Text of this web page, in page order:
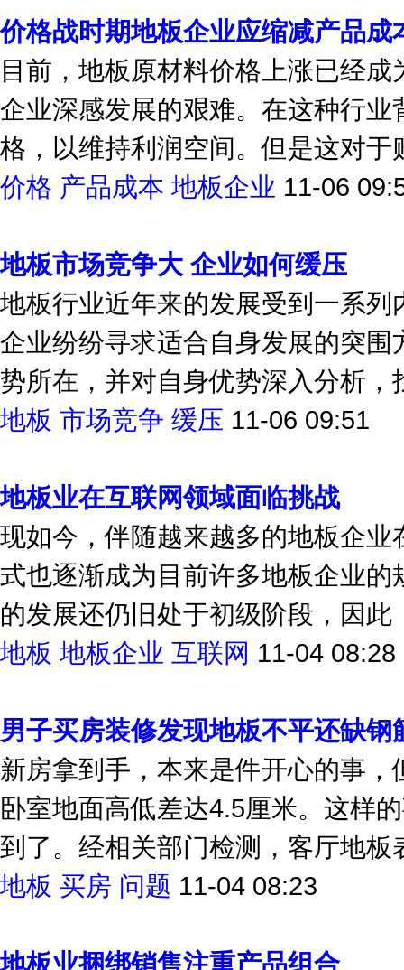
价格战时期地板企业应缩减产品成
目前，地板原材料价格上涨已经
企业深感发展的艰难。在这种行
格，以维持利润空间。但是这对
价格 产品成本 地板企业
地板市场竞争大 企业如何缓压
地板行业近年来的发展受到一系
企业纷纷寻求适合自身发展的突
势所在，并对自身优势深入分析
地板
市场竞争 缓压
地板业在互联网领域面临挑战
现如今，伴随越来越多的地板企
式也逐渐成为目前许多地板企业
的发展还仍旧处于初级阶段，因
地板
地板企业 互联网
男子买房装修发现地板不平还缺钢
新房拿到手，本来是件开心的事，
卧室地面高低差达4.5厘米。这样
到了。经相关部门检测，客厅地板
地板 买房 问题